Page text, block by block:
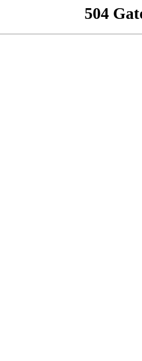
504